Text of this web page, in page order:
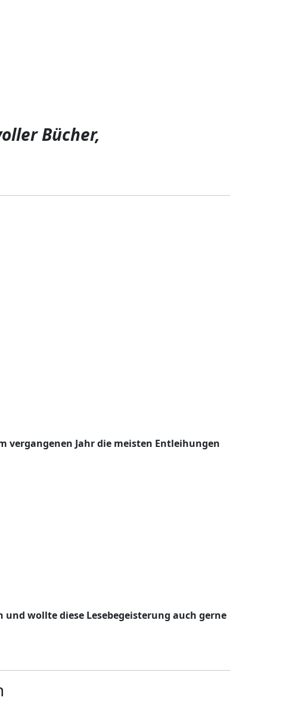
Bücher,
vergangenen Jahr die meisten Entleihungen
wollte diese Lesebegeisterung auch gerne